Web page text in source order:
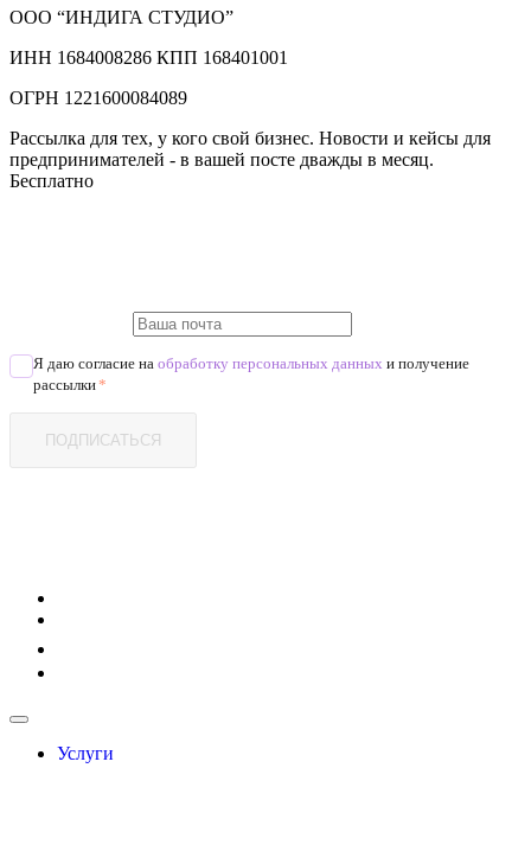
ООО “ИНДИГА СТУДИО”
ИНН 1684008286 КПП 168401001
ОГРН 1221600084089
Рассылка для тех, у кого свой бизнес. Новости и кейсы для
предпринимателей - в вашей посте дважды в месяц.
Бесплатно
Я даю согласие на обработку персональных данных и получение
рассылки*
ПОДПИСАТЬСЯ
Услуги